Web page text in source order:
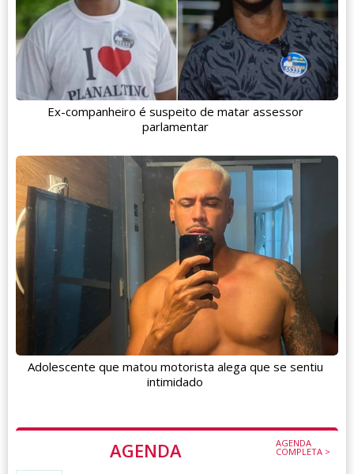
AGENDA AGENDA
COMPLETA >
Ex-companheiro é suspeito de matar assessor
parlamentar
Adolescente que matou motorista alega que se sentiu
intimidado